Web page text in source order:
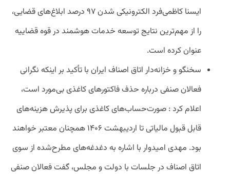
ایسنا
کاظمی‌فرد الکترونیکی شدن ۹۷ درصد ابلاغ‌های قضایی،
را از مهم‌ترین نتایج توسعه خدمات هوشمند در قوه قضاییه
عنوان کرده است.
سخنگو و خزانه‌دار اتاق اصناف ایران با تأکید بر اینکه نگرانی
فعالان صنفی درباره حذف فاکتورهای کاغذی بی‌مورد است،
اعلام کرد : صورت‌حساب‌های کاغذی برای پذیرش هزینه‌های
قابل قبول مالیاتی تا اردیبهشت ۱۴۰۶ همچنان معتبر خواهند
بود. مهدی امیدوار با اشاره به دغدغه‌های مطرح‌شده از سوی
اتاق اصناف در جلسات با دولت و مجلس، گفت فعالان صنفی